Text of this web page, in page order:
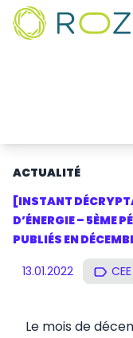
ACTUALITÉ
[INSTANT
D’ÉNERGIE – 5ÈME
PUBLIÉS EN
13.01.2022
Le mois de